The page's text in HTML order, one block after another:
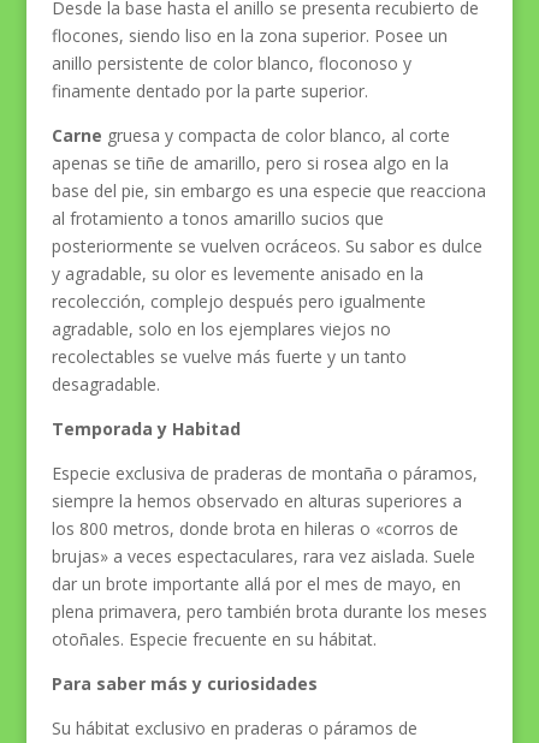
Desde la base hasta el anillo se presenta recubierto de
flocones, siendo liso en la zona superior. Posee un
anillo persistente de color blanco, floconoso y
finamente dentado por la parte superior.
Carne gruesa y compacta de color blanco, al corte
apenas se tiñe de amarillo, pero si rosea algo en la
base del pie, sin embargo es una especie que reacciona
al frotamiento a tonos amarillo sucios que
posteriormente se vuelven ocráceos. Su sabor es dulce
y agradable, su olor es levemente anisado en la
recolección, complejo después pero igualmente
agradable, solo en los ejemplares viejos no
recolectables se vuelve más fuerte y un tanto
desagradable.
Temporada y Habitad
Especie exclusiva de praderas de montaña o páramos,
siempre la hemos observado en alturas superiores a
los 800 metros, donde brota en hileras o «corros de
brujas» a veces espectaculares, rara vez aislada. Suele
dar un brote importante allá por el mes de mayo, en
plena primavera, pero también brota durante los meses
otoñales. Especie frecuente en su hábitat.
Para saber más y curiosidades
Su hábitat exclusivo en praderas o páramos de